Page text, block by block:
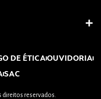
DE ÉTICAOUVIDORIA
SAC
direitos reservados.